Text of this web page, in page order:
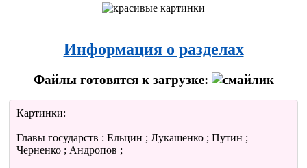
Информация о разделах
Файлы готовятся к загрузке:
Картинки:
Главы государств : Ельцин ; Лукашенко ; Путин ;
Черненко ; Андропов ;